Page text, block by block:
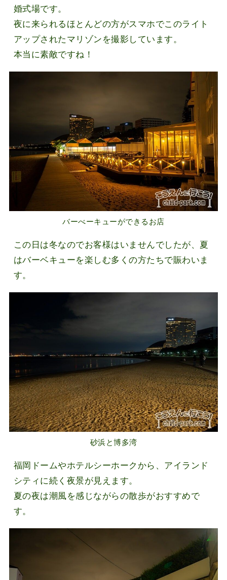
婚式場です。
夜に来られるほとんどの方がスマホでこのライト
アップされたマリゾンを撮影しています。
本当に素敵ですね！
バーべーキューができるお店
この日は冬なのでお客様はいませんでしたが、夏
はバーベキューを楽しむ多くの方たちで賑わいま
す。
砂浜と博多湾
福岡ドームやホテルシーホークから、アイランド
シティに続く夜景が見えます。
夏の夜は潮風を感じながらの散歩がおすすめで
す。